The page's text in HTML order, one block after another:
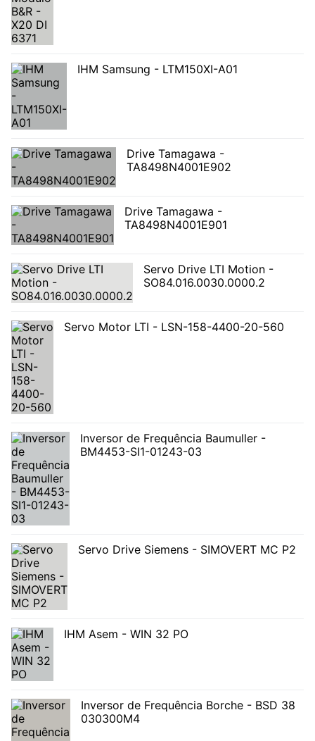
IHM Samsung - LTM150XI-A01
Drive Tamagawa -
TA8498N4001E902
Drive Tamagawa -
TA8498N4001E901
Servo Drive LTI Motion -
SO84.016.0030.0000.2
Servo Motor LTI - LSN-158-4400-20-560
Inversor de Frequência Baumuller -
BM4453-SI1-01243-03
Servo Drive Siemens - SIMOVERT MC P2
IHM Asem - WIN 32 PO
Inversor de Frequência Borche - BSD 38
030300M4